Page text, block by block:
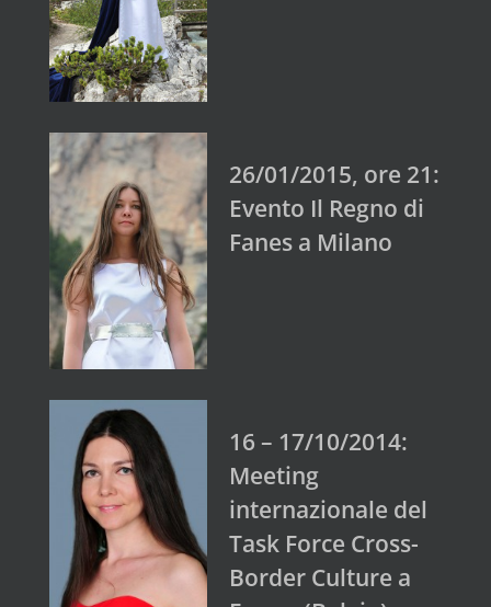
26/01/2015, ore 21:
Evento Il Regno di
Fanes a Milano
16 – 17/10/2014:
Meeting
internazionale del
Task Force Cross-
Border Culture a